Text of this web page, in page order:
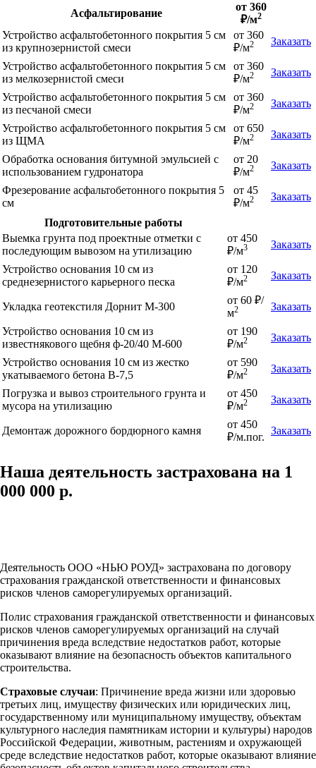
Асфальтирование
от 360
₽/м2
Устройство асфальтобетонного покрытия 5 см
из крупнозернистой смеси
от 360
₽/м2 Заказать
Устройство асфальтобетонного покрытия 5 см
из мелкозернистой смеси
от 360
₽/м2 Заказать
Устройство асфальтобетонного покрытия 5 см
из песчаной смеси
от 360
₽/м2 Заказать
Устройство асфальтобетонного покрытия 5 см
из ЩМА
от 650
₽/м2 Заказать
Обработка основания битумной эмульсией с
использованием гудронатора
от 20
₽/м2 Заказать
Фрезерование асфальтобетонного покрытия 5
см
от 45
₽/м2 Заказать
Подготовительные работы
Выемка грунта под проектные отметки с
последующим вывозом на утилизацию
от 450
₽/м3 Заказать
Устройство основания 10 см из
среднезернистого карьерного песка
от 120
₽/м2 Заказать
Укладка геотекстиля Дорнит М-300
от 60 ₽/
м2 Заказать
Устройство основания 10 см из
известнякового щебня ф-20/40 М-600
от 190
₽/м2 Заказать
Устройство основания 10 см из жестко
укатываемого бетона В-7,5
от 590
₽/м2 Заказать
Погрузка и вывоз строительного грунта и
мусора на утилизацию
от 450
₽/м2 Заказать
Демонтаж дорожного бордюрного камня
от 450
₽/м.пог.
Заказать
Наша деятельность застрахована на 1
000 000 р.
Деятельность ООО «НЬЮ РОУД» застрахована по договору
страхования гражданской ответственности и финансовых
рисков членов саморегулируемых организаций.
Полис страхования гражданской ответственности и финансовых
рисков членов саморегулируемых организаций на случай
причинения вреда вследствие недостатков работ, которые
оказывают влияние на безопасность объектов капитального
строительства.
Страховые случаи: Причинение вреда жизни или здоровью
третьих лиц, имуществу физических или юридических лиц,
государственному или муниципальному имуществу, объектам
культурного наследия памятникам истории и культуры) народов
Российской Федерации, животным, растениям и охружающей
среде вследствие недостатков работ, которые оказывают влияние